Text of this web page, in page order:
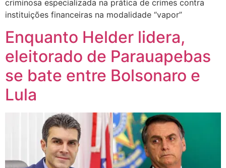
criminosa especializada na prática de crimes contra
instituições financeiras na modalidade “vapor”
Enquanto Helder lidera,
eleitorado de Parauapebas
se bate entre Bolsonaro e
Lula